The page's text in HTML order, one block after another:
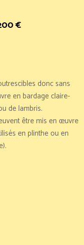
€
donc sans
en bardage claire-
de lambris.
être mis en œuvre
en plinthe ou en